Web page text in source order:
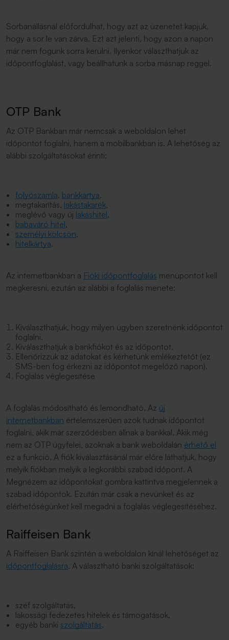
Sorbanállásnál előfordulhat, hogy azt az üzenetet kapjuk,
hogy a sor le van zárva. Ezt azt jelenti, hogy azon a napon
már nem fogunk sorra kerülni. Ilyenkor választhatjuk az
időpontfoglalást, vagy beállhatunk a sorba másnap reggel.
OTP Bank
Az OTP Bankban már nemcsak a weboldalon lehet
időpontot foglalni, hanem a mobilbankban is. A lehetőség az
alábbi szolgáltatásokat érinti:
folyószámla, bankkártya,
megtakarítás, lakástakarék,
meglévő vagy új lakáshitel,
babaváró hitel,
személyi kölcsön,
hitelkártya.
Az internetbankban a Fióki időpontfoglalás menüpontot kell
megkeresni, ezután az alábbi a foglalás menete:
Kiválaszthatjuk, hogy milyen ügyben szeretnénk időpontot
foglalni.
Kiválaszthatjuk a bankfiókot és az időpontot.
Ellenőrizzük az adatokat és kérhetünk emlékeztetőt (ez
SMS-ben fog érkezni az időpontot megelőző napon).
Foglalás véglegesítése
A foglalás módosítható és lemondható. Az új
internetbankban értelemszerűen azok tudnak időpontot
foglalni, akik már szerződésben állnak a bankkal. Akik még
nem az OTP ügyfelei, azoknak a bank weboldalán érhető el
ez a funkció. A fiók kiválasztásánál már előre láthatjuk, hogy
melyik fiókban melyik a legkorábbi szabad időpont. A
Megnézem az időpontokat gombra kattintva megjelennek a
szabad időpontok. Ezután már csak a nevünket és az
elérhetőségünket kell megadni a foglalás véglegesítéséhez.
Raiffeisen Bank
A Raiffeisen Bank szintén a weboldalon kínál lehetőséget az
időpontfoglalásra. A választható banki szolgáltatások:
széf szolgáltatás,
lakossági fedezetes hitelek és támogatások,
egyéb banki szolgáltatás.